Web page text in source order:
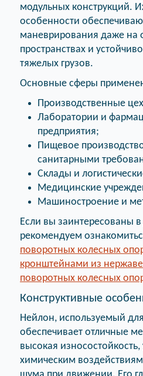
модульных конструкций.
особенности
маневрирования даже на
пространствах и
тяжелых грузов.
Основные сферы
Производственные
Лаборатории и
предприятия;
Пищевое
санитарными
Склады и
Медицинские
Машиностроение и
Если вы заинтересованы в
рекомендуем
поворотных колесных
кронштейнами из
поворотных колесных
Конструктивные
Нейлон, используемый
обеспечивает отличные
высокая износостойкость,
химическим